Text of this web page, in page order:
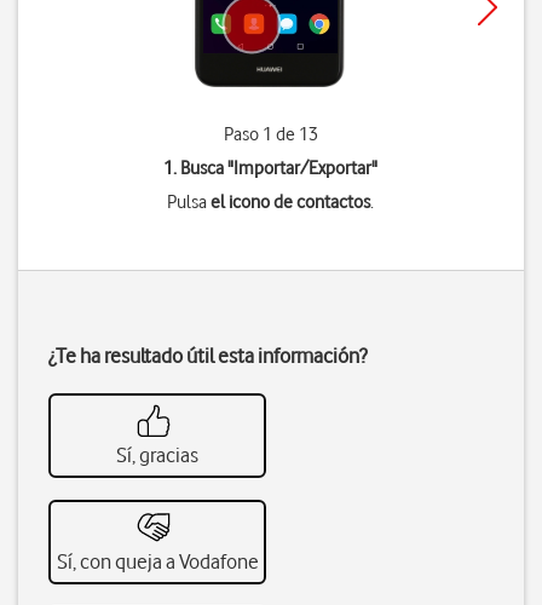
Paso 1 de 13
1. Busca "Importar/Exportar"
Pulsael icono de contactos.
¿Te ha resultado útil esta información?
Sí, gracias
Sí, con queja a Vodafone